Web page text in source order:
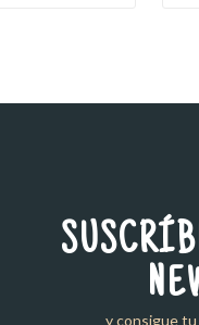
y consigue